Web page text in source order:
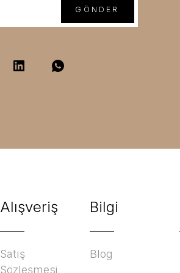
GÖNDER
Alışveriş
Satış
Sözleşmesi
Bilgi
Blog